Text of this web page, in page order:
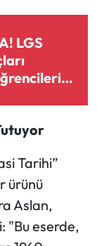
LGS
Tarihi”
ürünü
Aslan,
"Bu eserde,